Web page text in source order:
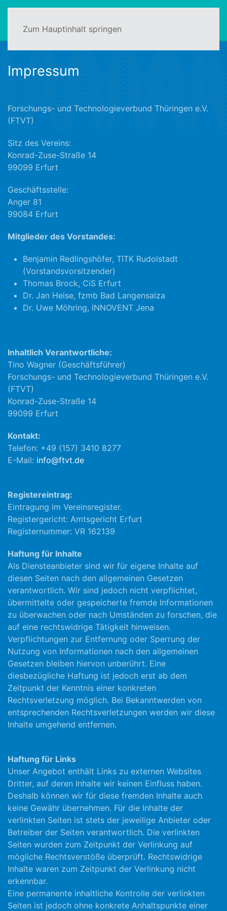
Zum Hauptinhalt springen
Impressum
Forschungs- und Technologieverbund Thüringen e.V.
(FTVT)
Sitz des Vereins:
Konrad-Zuse-Straße 14
99099 Erfurt
Geschäftsstelle:
Anger 81
99084 Erfurt
Mitglieder des Vorstandes:
Benjamin Redlingshöfer, TITK Rudolstadt
(Vorstandsvorsitzender)
Thomas Brock, CiS Erfurt
Dr. Jan Heise, fzmb Bad Langensalza
Dr. Uwe Möhring, INNOVENT Jena
Inhaltlich Verantwortliche:
Tino Wagner (Geschäftsführer)
Forschungs- und Technologieverbund Thüringen e.V.
(FTVT)
Konrad-Zuse-Straße 14
99099 Erfurt
Kontakt:
Telefon: +49 (157) 3410 8277
E-Mail: info@ftvt.de
Registereintrag:
Eintragung im Vereinsregister.
Registergericht: Amtsgericht Erfurt
Registernummer: VR 162139
Haftung für Inhalte
Als Diensteanbieter sind wir für eigene Inhalte auf
diesen Seiten nach den allgemeinen Gesetzen
verantwortlich. Wir sind jedoch nicht verpflichtet,
übermittelte oder gespeicherte fremde Informationen
zu überwachen oder nach Umständen zu forschen, die
auf eine rechtswidrige Tätigkeit hinweisen.
Verpflichtungen zur Entfernung oder Sperrung der
Nutzung von Informationen nach den allgemeinen
Gesetzen bleiben hiervon unberührt. Eine
diesbezügliche Haftung ist jedoch erst ab dem
Zeitpunkt der Kenntnis einer konkreten
Rechtsverletzung möglich. Bei Bekanntwerden von
entsprechenden Rechtsverletzungen werden wir diese
Inhalte umgehend entfernen.
Haftung für Links
Unser Angebot enthält Links zu externen Websites
Dritter, auf deren Inhalte wir keinen Einfluss haben.
Deshalb können wir für diese fremden Inhalte auch
keine Gewähr übernehmen. Für die Inhalte der
verlinkten Seiten ist stets der jeweilige Anbieter oder
Betreiber der Seiten verantwortlich. Die verlinkten
Seiten wurden zum Zeitpunkt der Verlinkung auf
mögliche Rechtsverstöße überprüft. Rechtswidrige
Inhalte waren zum Zeitpunkt der Verlinkung nicht
erkennbar.
Eine permanente inhaltliche Kontrolle der verlinkten
Seiten ist jedoch ohne konkrete Anhaltspunkte einer